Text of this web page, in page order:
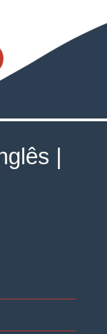
|